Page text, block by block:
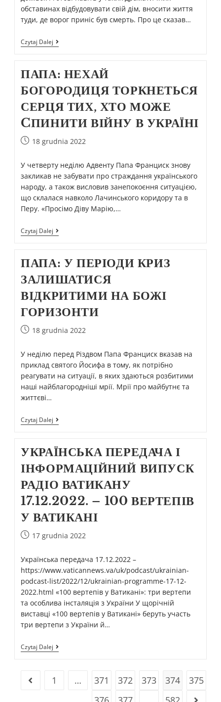
обставинах відбудовувати свій дім, вносити життя
туди, де ворог приніс був смерть. Про це сказав…
Czytaj Dalej
ПАПА: НЕХАЙ
БОГОРОДИЦЯ ТОРКНЕТЬСЯ
СЕРЦЯ ТИХ, ХТО МОЖЕ
CПИНИТИ ВІЙНУ В УКРАЇНІ
18 grudnia 2022
У четверту неділю Адвенту Папа Франциск знову
закликав не забувати про страждання українського
народу, а також висловив занепокоєння ситуацією,
що склалася навколо Лачинського коридору та в
Перу. «Просімо Діву Марію,…
Czytaj Dalej
ПАПА: У ПЕРІОДИ КРИЗ
ЗАЛИШАТИСЯ
ВІДКРИТИМИ НА БОЖІ
ГОРИЗОНТИ
18 grudnia 2022
У неділю перед Різдвом Папа Франциск вказав на
приклад святого Йосифа в тому, як потрібно
реагувати на ситуації, в яких здаються розбитими
наші найблагородніші мрії. Мрії про майбутнє та
життєві…
Czytaj Dalej
УКРАЇНСЬКА ПЕРЕДАЧА І
ІНФОРМАЦІЙНИЙ ВИПУСК
РАДІО ВАТИКАНУ
17.12.2022. – 100 ВЕРТЕПІВ
У ВАТИКАНІ
17 grudnia 2022
Українська передача 17.12.2022 –
https://www.vaticannews.va/uk/podcast/ukrainian-
podcast-list/2022/12/ukrainian-programme-17-12-
2022.html «100 вертепів у Ватикані»: три вертепи
та особлива інсталяція з України У щорічній
виставці «100 вертепів у Ватикані» беруть участь
три вертепи з України й…
Czytaj Dalej
1 … 371 372 373 374
375